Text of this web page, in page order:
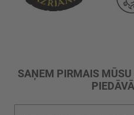
SAŅEM PIRMAIS